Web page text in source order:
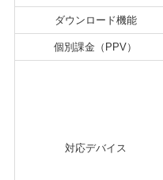
ダウンロード機能
個別課金（PPV）
対応デバイス